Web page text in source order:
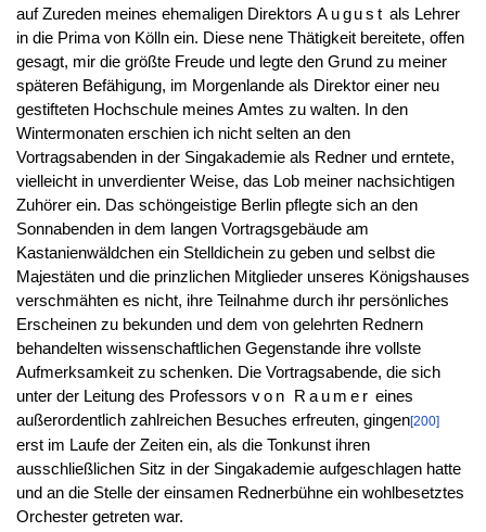
auf Zureden meines ehemaligen Direktors August als Lehrer
in die Prima von Kölln ein. Diese nene Thätigkeit bereitete, offen
gesagt, mir die größte Freude und legte den Grund zu meiner
späteren Befähigung, im Morgenlande als Direktor einer neu
gestifteten Hochschule meines Amtes zu walten. In den
Wintermonaten erschien ich nicht selten an den
Vortragsabenden in der Singakademie als Redner und erntete,
vielleicht in unverdienter Weise, das Lob meiner nachsichtigen
Zuhörer ein. Das schöngeistige Berlin pflegte sich an den
Sonnabenden in dem langen Vortragsgebäude am
Kastanienwäldchen ein Stelldichein zu geben und selbst die
Majestäten und die prinzlichen Mitglieder unseres Königshauses
verschmähten es nicht, ihre Teilnahme durch ihr persönliches
Erscheinen zu bekunden und dem von gelehrten Rednern
behandelten wissenschaftlichen Gegenstande ihre vollste
Aufmerksamkeit zu schenken. Die Vortragsabende, die sich
unter der Leitung des Professors von Raumer eines
außerordentlich zahlreichen Besuches erfreuten, gingen[200]
erst im Laufe der Zeiten ein, als die Tonkunst ihren
ausschließlichen Sitz in der Singakademie aufgeschlagen hatte
und an die Stelle der einsamen Rednerbühne ein wohlbesetztes
Orchester getreten war.